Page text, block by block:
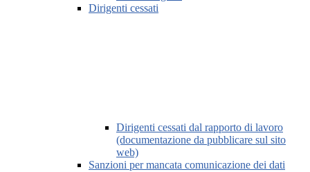
Dirigenti cessati
Dirigenti cessati dal rapporto di lavoro
(documentazione da pubblicare sul sito
web)
Sanzioni per mancata comunicazione dei dati